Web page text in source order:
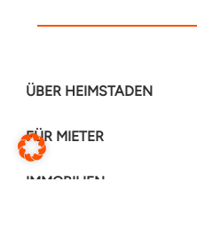
ÜBER HEIMSTADEN
FÜR MIETER
IMMOBILIEN